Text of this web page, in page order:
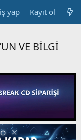
yap Kayıt ol
VE BİLGİ